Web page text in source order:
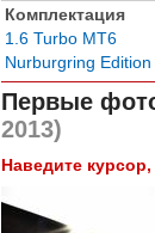
Комплектация
1.6 Turbo MT6
Nurburgring Edition
Первые
2013)
Наведите